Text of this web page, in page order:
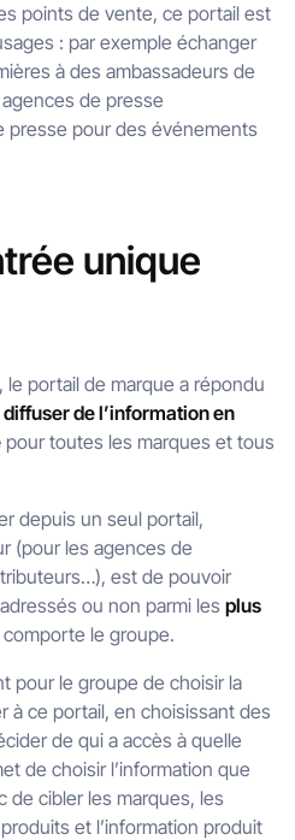
points de vente, ce portail est
: par exemple échanger
à des ambassadeurs de
de presse
presse pour des événements
unique
le portail de marque a répondu
diffuser de l’information en
pour toutes les marques et tous
depuis un seul portail,
(pour les agences de
est de pouvoir
ou non parmi les plus
le groupe.
pour le groupe de choisir la
à ce portail, en choisissant des
de qui a accès à quelle
de choisir l’information que
de cibler les marques, les
et l’information produit